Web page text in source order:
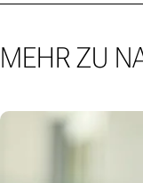
MEHR ZU